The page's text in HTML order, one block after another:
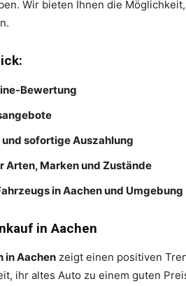
Wir bieten Ihnen die
Bewertung
sofortige Auszahlung
Arten, Marken und Zustände
in Aachen und Umgebung
in Aachen
in Aachen zeigt einen positiven
ihr altes Auto zu einem guten